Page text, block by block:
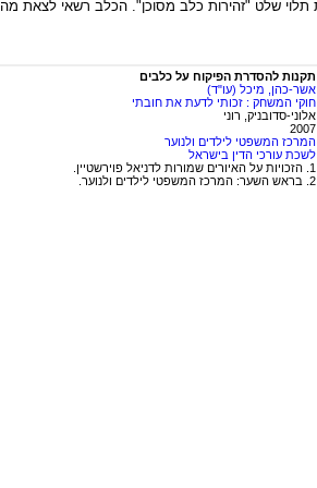
תקנות להסדרת הפיקוח על כלבים
אשר-כהן, מיכל (עו"ד)
חוקי המשחק : זכותי לדעת את חובתי
אלוני-סדובניק, רוני
2007
המרכז המשפטי לילדים ולנוער
לשכת עורכי הדין בישראל
1. הזכויות על האיורים שמורות לדניאל פוירשטיין.
2. בראש השער: המרכז המשפטי לילדים ולנוער.